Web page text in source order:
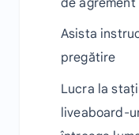
Asista
pregătire
Lucra la
liveaboard-